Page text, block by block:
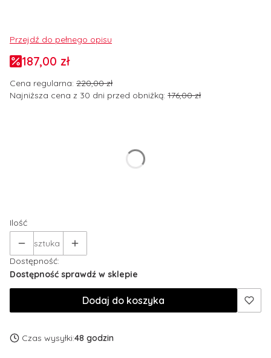
Przejdź do pełnego opisu
187,00 zł
Cena regularna: 220,00 zł
Najniższa cena z 30 dni przed obniżką: 176,00 zł
Ilość
sztuka
Dostępność:
Dostępność sprawdź w sklepie
Dodaj do koszyka
Czas wysyłki:48 godzin